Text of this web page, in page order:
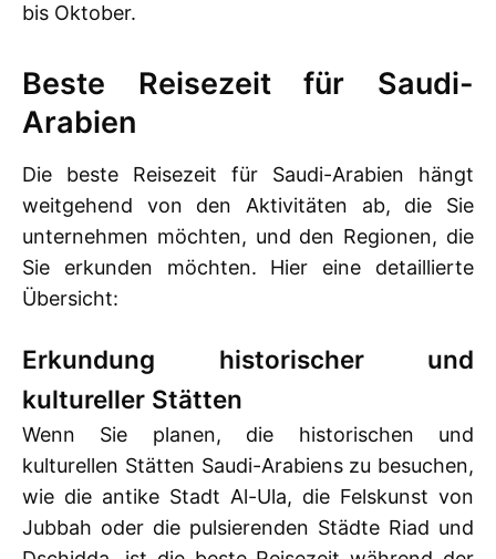
bis Oktober.
Beste Reisezeit für Saudi-
Arabien
Die beste Reisezeit für Saudi-Arabien hängt
weitgehend von den Aktivitäten ab, die Sie
unternehmen möchten, und den Regionen, die
Sie erkunden möchten. Hier eine detaillierte
Übersicht:
Erkundung historischer und
kultureller Stätten
Wenn Sie planen, die historischen und
kulturellen Stätten Saudi-Arabiens zu besuchen,
wie die antike Stadt Al-Ula, die Felskunst von
Jubbah oder die pulsierenden Städte Riad und